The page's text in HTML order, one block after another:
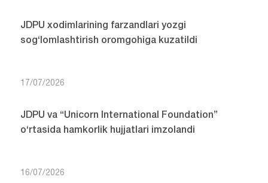
JDPU xodimlarining farzandlari yozgi
sog‘lomlashtirish oromgohiga kuzatildi
17/07/2026
JDPU va “Unicorn International Foundation”
o‘rtasida hamkorlik hujjatlari imzolandi
16/07/2026